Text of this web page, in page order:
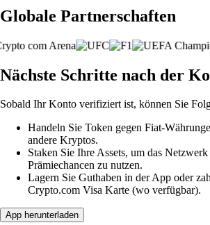
Globale Partnerschaften
Nächste Schritte nach der
Sobald Ihr Konto verifiziert ist, können Sie
Handeln Sie Token gegen Fiat-
andere Kryptos.
Staken Sie Ihre Assets, um das
Prämiechancen zu nutzen.
Lagern Sie Guthaben in der App oder
Crypto.com Visa Karte (wo verfügbar).
App herunterladen